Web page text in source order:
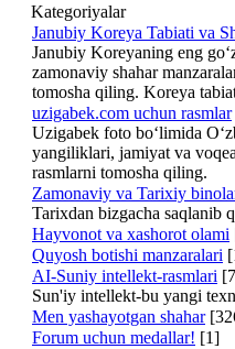
Kategoriyalar
Janubiy Koreya Tabiati va
Janubiy Koreyaning eng
zamonaviy shahar
tomosha qiling. Koreya
uzigabek.com uchun rasmlar
Uzigabek foto bo‘limida
yangiliklari, jamiyat va
rasmlarni tomosha qiling.
Zamonaviy va Tarixiy
Tarixdan bizgacha saqlanib
Hayvonot va xashorot olami
Quyosh botishi manzaralari
AI-Suniy intellekt-rasmlari
Sun'iy intellekt-bu yangi
Men yashayotgan shahar
Forum uchun medallar! [1]